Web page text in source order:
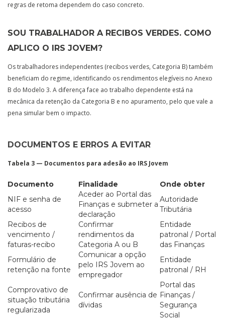
regras de retoma dependem do caso concreto.
SOU TRABALHADOR A RECIBOS VERDES. COMO
APLICO O IRS JOVEM?
Os trabalhadores independentes (recibos verdes, Categoria B) também
beneficiam do regime, identificando os rendimentos elegíveis no Anexo
B do Modelo 3. A diferença face ao trabalho dependente está na
mecânica da retenção da Categoria B e no apuramento, pelo que vale a
pena simular bem o impacto.
DOCUMENTOS E ERROS A EVITAR
Tabela 3 — Documentos para adesão ao IRS Jovem
Documento Finalidade
Onde obter
NIF e senha de
acesso
Aceder ao Portal das
Finanças e submeter a
declaração
Autoridade
Tributária
Recibos de
vencimento /
faturas-recibo
Confirmar
rendimentos da
Categoria A ou B
Entidade
patronal / Portal
das Finanças
Formulário de
retenção na fonte
Comunicar a opção
pelo IRS Jovem ao
empregador
Entidade
patronal / RH
Comprovativo de
situação tributária
regularizada
Confirmar ausência de
dívidas
Portal das
Finanças /
Segurança
Social